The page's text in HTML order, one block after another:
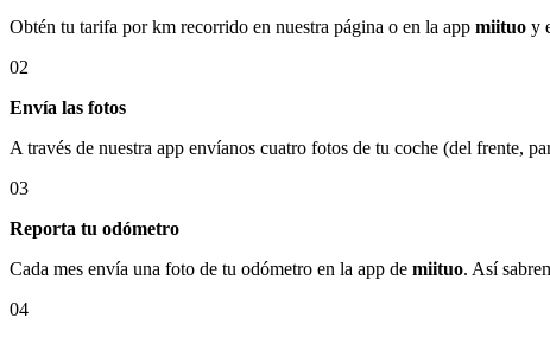
Obtén tu tarifa por km recorrido en nuestra página o en la app miituo y
02
Envía las fotos
A través de nuestra app envíanos cuatro fotos de tu coche (del frente,
03
Reporta tu odómetro
Cada mes envía una foto de tu odómetro en la app de miituo. Así
04